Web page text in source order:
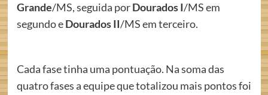
Grande/MS, seguida porDourados I/MS em
segundo eDourados II/MS em terceiro.
Cada fase tinha uma pontuação. Na soma das
quatro fases a equipe que totalizou mais pontos foi